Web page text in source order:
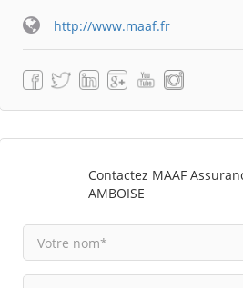
http://www.maaf.fr
Contactez MAAF
AMBOISE